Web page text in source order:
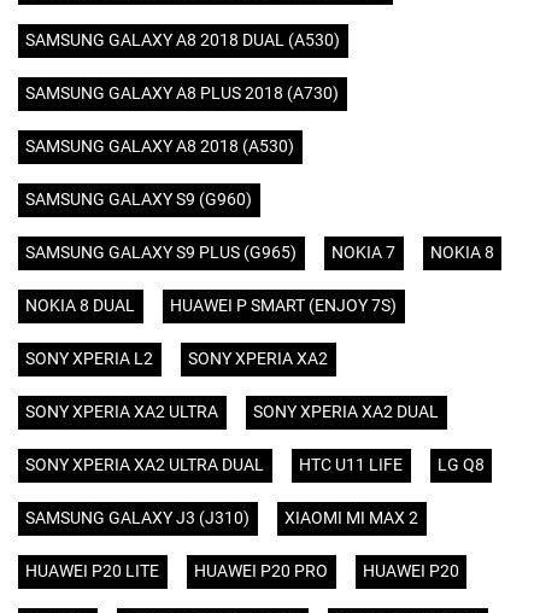
SAMSUNG GALAXY A8 2018 DUAL (A530)
SAMSUNG GALAXY A8 PLUS 2018 (A730)
SAMSUNG GALAXY A8 2018 (A530)
SAMSUNG GALAXY S9 (G960)
SAMSUNG GALAXY S9 PLUS (G965) NOKIA 7 NOKIA 8
NOKIA 8 DUAL HUAWEI P SMART (ENJOY 7S)
SONY XPERIA L2 SONY XPERIA XA2
SONY XPERIA XA2 ULTRA SONY XPERIA XA2 DUAL
SONY XPERIA XA2 ULTRA DUAL HTC U11 LIFE LG Q8
SAMSUNG GALAXY J3 (J310) XIAOMI MI MAX 2
HUAWEI P20 LITE HUAWEI P20 PRO HUAWEI P20